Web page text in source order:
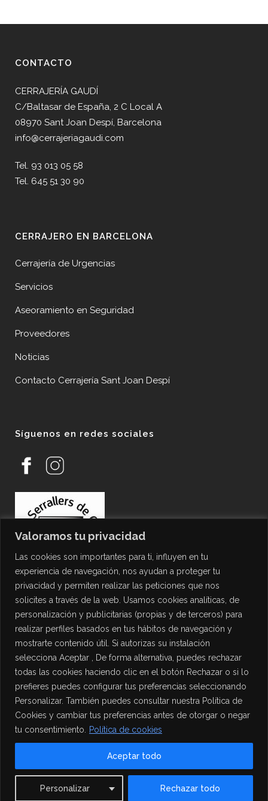
Valoramos tu privacidad
Las cookies son importantes para ti, influyen en tu
experiencia de navegación, nos ayudan a proteger tu
privacidad y permiten realizar las peticiones que nos
solicites a través de la web. Usamos cookies analíticas, de
personalización y publicitarias (propias y de terceros) para
realizar perfiles basados en tus hábitos de navegación y
mostrarte contenido útil. Si autorizas su instalación
selecciona Aceptar , De forma alternativa, puedes rechazar
todas las cookies haciendo clic en el botón Rechazar o si lo
prefieres puedes configurar tus preferencias seleccionando
Personalizar. También puedes consultar nuestra Política de
Cookies y cambiar tus preferencias antes de otorgar o negar
tu consentimiento.
Política de cookies
Personalizar Rechazar todo
Aceptar todo
CONTACTO
CERRAJERÍA GAUDÍ
C/Baltasar de España, 2 C Local A
08970 Sant Joan Despí, Barcelona
info@cerrajeriagaudi.com
Tel. 93 013 05 58
Tel. 645 51 30 90
CERRAJERO EN BARCELONA
Cerrajería de Urgencias
Servicios
Aseoramiento en Seguridad
Proveedores
Noticias
Contacto Cerrajería Sant Joan Despí
Síguenos en redes sociales
PROTECCIÓN DE DATOS
Política de Privacidad
Política de Cookies
Aviso Legal